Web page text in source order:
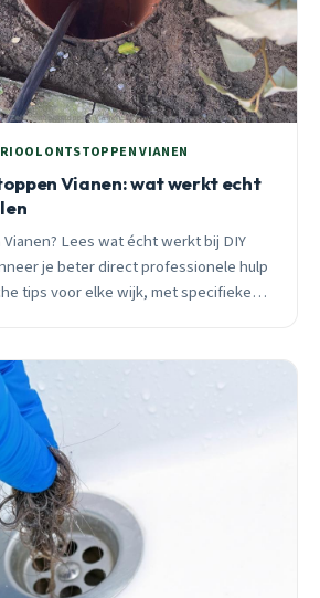
ONTSTOPPEN VIANEN
Vianen: wat werkt echt
Lees wat écht werkt bij DIY
je beter direct professionele hulp
tips voor elke wijk, met specifieke